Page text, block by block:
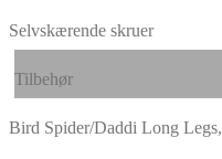
Selvskærende skruer
Tilbehør
Bird Spider/Daddi Long Legs,